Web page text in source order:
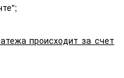
происходит за счет